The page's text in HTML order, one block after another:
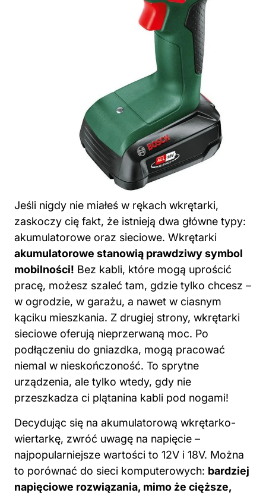
Jeśli nigdy nie miałeś w rękach wkrętarki,
zaskoczy cię fakt, że istnieją dwa główne typy:
akumulatorowe oraz sieciowe. Wkrętarki
akumulatorowe stanowią prawdziwy symbol
mobilności! Bez kabli, które mogą uprościć
pracę, możesz szaleć tam, gdzie tylko chcesz –
w ogrodzie, w garażu, a nawet w ciasnym
kąciku mieszkania. Z drugiej strony, wkrętarki
sieciowe oferują nieprzerwaną moc. Po
podłączeniu do gniazdka, mogą pracować
niemal w nieskończoność. To sprytne
urządzenia, ale tylko wtedy, gdy nie
przeszkadza ci plątanina kabli pod nogami!
Decydując się na akumulatorową wkrętarko-
wiertarkę, zwróć uwagę na napięcie –
najpopularniejsze wartości to 12V i 18V. Można
to porównać do sieci komputerowych: bardziej
napięciowe rozwiązania, mimo że cięższe,